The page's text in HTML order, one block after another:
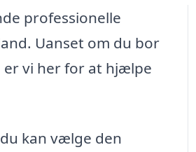
professionelle
Uanset om du bor
er vi her for at hjælpe
kan vælge den